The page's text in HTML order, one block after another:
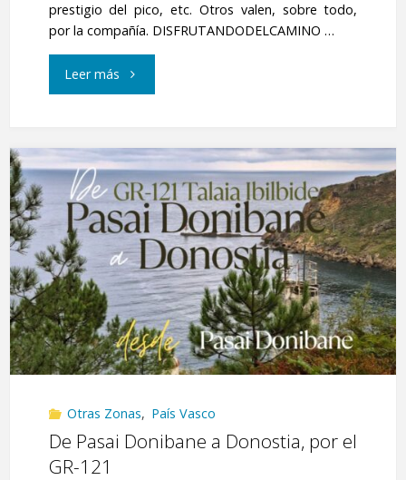
prestigio del pico, etc. Otros valen, sobre todo,
por la compañía. DISFRUTANDODELCAMINO …
Leer más"Aldura
Urdaburu.
Parque
Natural
de
Aiako
Harria"
Otras Zonas, País Vasco
De Pasai Donibane a Donostia, por el
GR-121